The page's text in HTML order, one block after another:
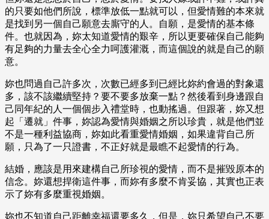
的只要如他們所說，標準放低一點就可以，但愛情難的本來就
是找到另一個自己願意去廝守的人。自願，是愛情的基本條
件。也就因為，妳太知道愛情的艱辛，所以更要確保自己能夠
有足夠的力量去全心全力呵護灌溉，而這個說的就是自己的願
意。
妳也問過自己許多次，次數已經多到已經比妳約會過的對象還
多，該不該繼續堅持？要不要多放棄一點？然後看到身邊跟自
己同年紀的人一個個步入禮堂時，也動搖過。但跟著，妳又想
起「遷就」件事，妳認為愛情與婚姻之所以珍貴，就是他們並
不是一種利益協商，妳如此看重愛情婚姻，如果違背自己所
願，只為了一只證書，不正好就是最瞧不起愛情的行為。
結婚，應該是用來建構自己所珍視的愛情，而不是摧毀原本的
信念。妳還想捍衛這件事，而妳有多麼不肯妥協，其實也正表
示了妳有多麼重視婚姻。
妳也不知道自己距離幸福還要多久，但是，妳只希望自己不要